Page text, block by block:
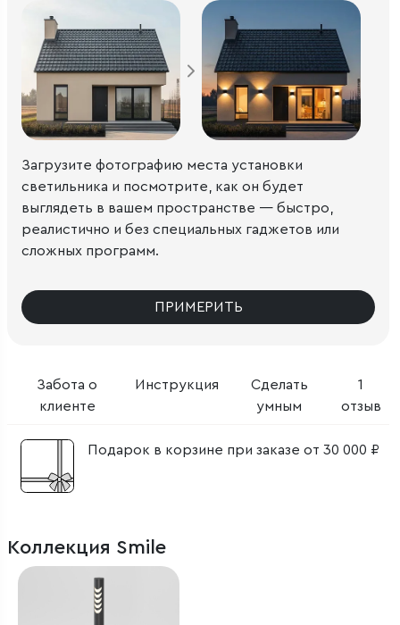
Забота о
клиенте
Инструкция
Сделать
умным
1
отзыв
Подарок в корзине при заказе от 30 000 ₽
Загрузите фотографию места установки
светильника и посмотрите, как он будет
выглядеть в вашем пространстве — быстро,
реалистично и без специальных гаджетов или
сложных программ.
ПРИМЕРИТЬ
Коллекция Smile